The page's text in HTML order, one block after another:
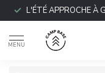
L'ÉTÉ APPROCHE À
MENU